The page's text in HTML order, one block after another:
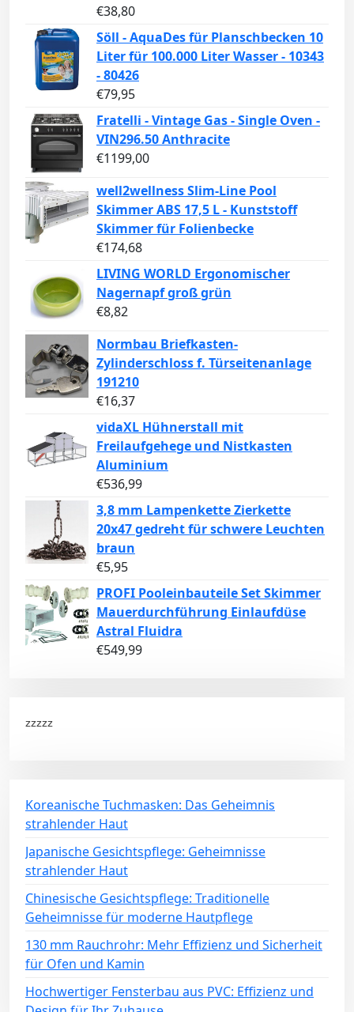
€38,80
Söll - AquaDes für Planschbecken 10
Liter für 100.000 Liter Wasser - 10343
- 80426
€79,95
Fratelli - Vintage Gas - Single Oven -
VIN296.50 Anthracite
€1199,00
well2wellness Slim-Line Pool
Skimmer ABS 17,5 L - Kunststoff
Skimmer für Folienbecke
€174,68
LIVING WORLD Ergonomischer
Nagernapf groß grün
€8,82
Normbau Briefkasten-
Zylinderschloss f. Türseitenanlage
191210
€16,37
vidaXL Hühnerstall mit
Freilaufgehege und Nistkasten
Aluminium
€536,99
3,8 mm Lampenkette Zierkette
20x47 gedreht für schwere Leuchten
braun
€5,95
PROFI Pooleinbauteile Set Skimmer
Mauerdurchführung Einlaufdüse
Astral Fluidra
€549,99
zzzzz
Koreanische Tuchmasken: Das Geheimnis
strahlender Haut
Japanische Gesichtspflege: Geheimnisse
strahlender Haut
Chinesische Gesichtspflege: Traditionelle
Geheimnisse für moderne Hautpflege
130 mm Rauchrohr: Mehr Effizienz und Sicherheit
für Ofen und Kamin
Hochwertiger Fensterbau aus PVC: Effizienz und